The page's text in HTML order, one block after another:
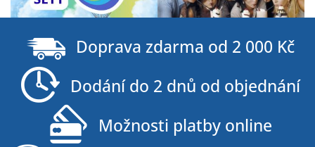
Doprava zdarma od 2 000 Kč
Dodání do 2 dnů od objednání
Možnosti platby online